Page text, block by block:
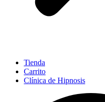
Tienda
Carrito
Clínica de Hipnosis